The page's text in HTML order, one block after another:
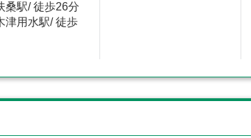
桑駅/ 徒歩26分
津用水駅/ 徒歩